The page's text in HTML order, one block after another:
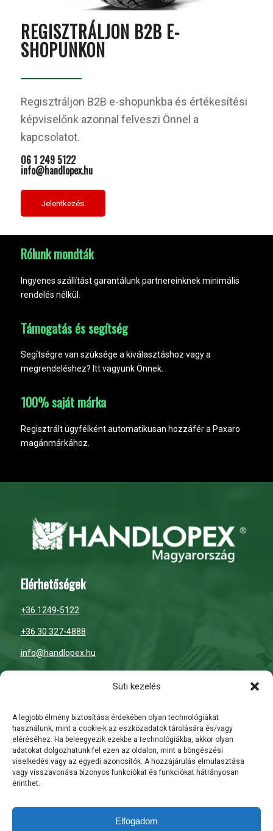
Süti kezelés
A legjobb élmény biztosítása érdekében olyan technológiákat
használunk, mint a cookie-k az eszközadatok tárolására és/vagy
eléréséhez. Ha beleegyezik ezekbe a technológiákba, akkor olyan
adatokat dolgozhatunk fel ezen az oldalon, mint a böngészési
viselkedés vagy az egyedi azonosítók. A hozzájárulás elmulasztása
vagy visszavonása bizonyos funkciókat és funkciókat hátrányosan
érinthet.
Elfogadom
REGISZTRÁLJON B2B E-
SHOPUNKON
Regisztráljon B2B e-shopunkba és értékesítési
képviselőnk azonnal felveszi Önnel a
kapcsolatot.
06 1 249 5122
info@handlopex.hu
Jelentkezés
Rólunk mondták
Ingyenes szállítást garantálunk partnereinknek minimális
rendelés nélkül.
Támogatás és segítség
Segítségre van szüksége a kiválasztáshoz vagy a
megrendeléshez? Itt vagyunk Önnek.
100% saját márka
Regisztrált ügyfélként automatikusan hozzáfér a Paxaro
magánmárkához.
Elérhetőségek
+36 1249-5122
+36 30 327-4888
info@handlopex.hu
H-P: 7:00 – 16:00
Szombat: zárva
Vasárnap: zárva
ÁSZF
Általános Szerződési Feltételek